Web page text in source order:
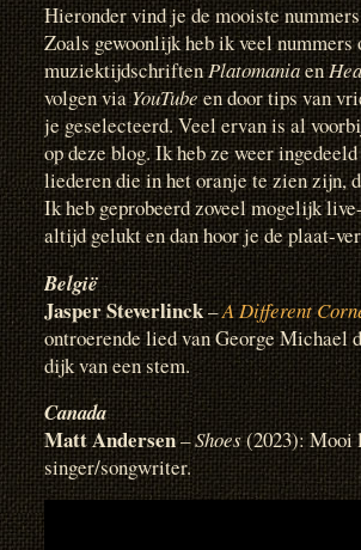
Hieronder vind je de mooiste
Zoals gewoonlijk heb ik veel
muziektijdschriftenPlatomaniaen
volgen viaYouTubeen door tips van
je geselecteerd. Veel ervan is al
op deze blog. Ik heb ze weer
liederen die in het oranje te zien zijn,
Ik heb geprobeerd zoveel mogelijk
altijd gelukt en dan hoor je de plaat-
België
Jasper Steverlinck–A Different
ontroerende lied van George Michael
dijk van een stem.
Canada
Matt Andersen–Shoes(2023): Mooi
singer/songwriter.